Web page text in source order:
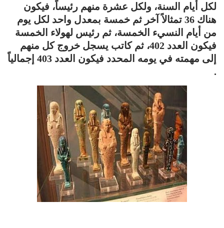
لكل أيام السنة، ولكل عشرة منهم رئيساً، فيكون
هناك 36 تمثالاً آخر ثم خمسة بمعدل واحد لكل يوم
من أيام النسيء الخمسة، ثم رئيس لهولاء الخمسة
فيكون العدد 402، ثم كاتب يسجل خروج كل منهم
إلى مهمته في يومه المحدد فيكون العدد 403 إجمالياً
.